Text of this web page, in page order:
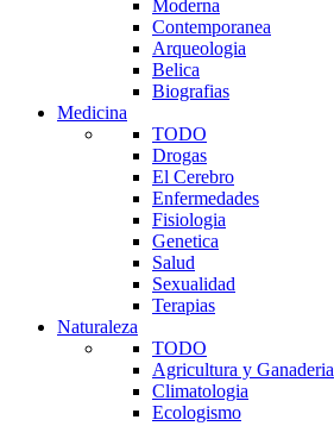
Moderna
Contemporanea
Arqueologia
Belica
Biografias
Medicina
TODO
Drogas
El Cerebro
Enfermedades
Fisiologia
Genetica
Salud
Sexualidad
Terapias
Naturaleza
TODO
Agricultura y Ganaderia
Climatologia
Ecologismo